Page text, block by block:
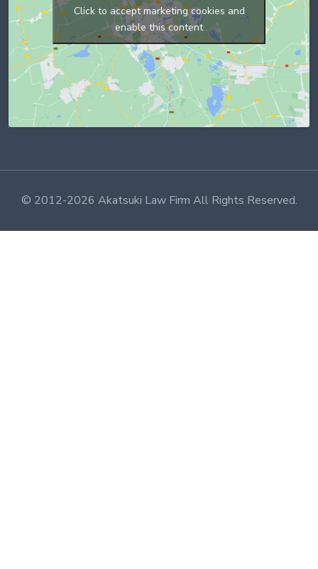
Click to accept marketing cookies and
enable this content
© 2012-2026 Akatsuki Law Firm All Rights Reserved.